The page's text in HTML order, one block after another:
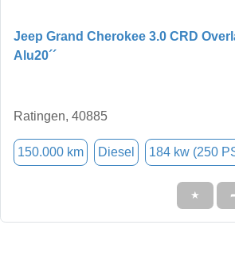
Jeep Grand Cherokee 3.0 CRD
Alu20´´
Ratingen, 40885
150.000 km Diesel 184 kw (250
★